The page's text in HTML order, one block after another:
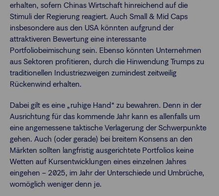
erhalten, sofern Chinas Wirtschaft hinreichend auf die
Stimuli der Regierung reagiert. Auch Small & Mid Caps
insbesondere aus den USA könnten aufgrund der
attraktiveren Bewertung eine interessante
Portfoliobeimischung sein. Ebenso könnten Unternehmen
aus Sektoren profitieren, durch die Hinwendung Trumps zu
traditionellen Industriezweigen zumindest zeitweilig
Rückenwind erhalten.
Dabei gilt es eine „ruhige Hand“ zu bewahren. Denn in der
Ausrichtung für das kommende Jahr kann es allenfalls um
eine angemessene taktische Verlagerung der Schwerpunkte
gehen. Auch (oder gerade) bei breitem Konsens an den
Märkten sollten langfristig ausgerichtete Portfolios keine
Wetten auf Kursentwicklungen eines einzelnen Jahres
eingehen – 2025, im Jahr der Unterschiede und Umbrüche,
womöglich weniger denn je.